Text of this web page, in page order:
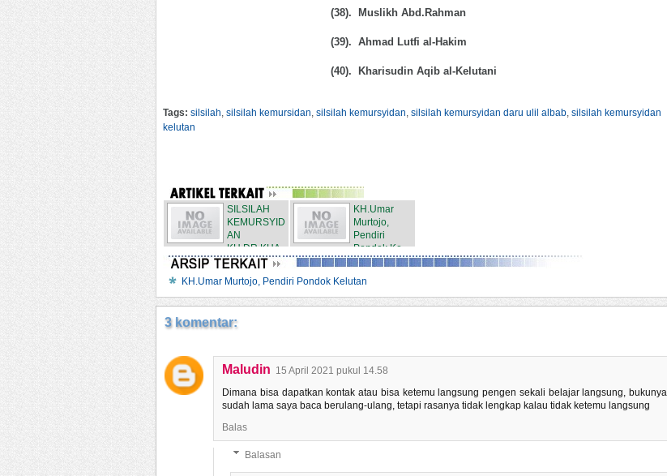
(38). Muslikh Abd.Rahman
(39). Ahmad Lutfi al-Hakim
(40). Kharisudin Aqib al-Kelutani
Tags: silsilah silsilah kemursidan silsilah kemursyidan silsilah kemursyidan daru ulil albab silsilah kemursyidan
kelutan
SILSILAH
KEMURSYID
AN
KH.DR.KHA
RISUD...
KH.Umar
Murtojo,
Pendiri
Pondok Ke...
KH.Umar Murtojo, Pendiri Pondok Kelutan
3 komentar:
Maludin 15 April 2021 pukul 14.58
Dimana bisa dapatkan kontak atau bisa ketemu langsung pengen sekali belajar langsung, bukunya
sudah lama saya baca berulang-ulang, tetapi rasanya tidak lengkap kalau tidak ketemu langsung
Balas
Balasan